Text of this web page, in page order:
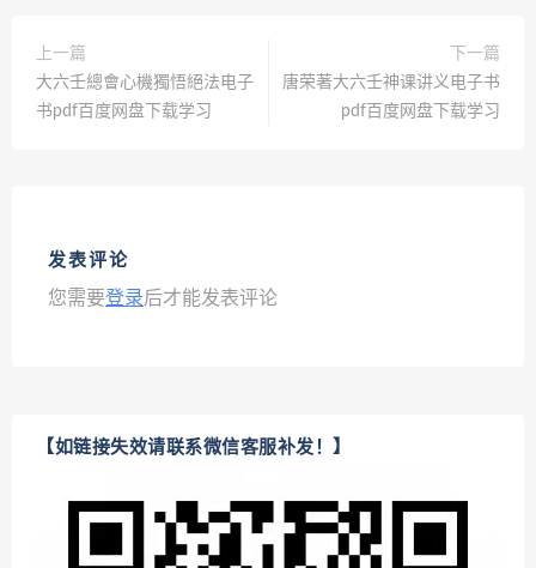
上一篇
大六壬總會心機獨悟絕法电子
书pdf百度网盘下载学习
下一篇
唐荣著大六壬神课讲义电子书
pdf百度网盘下载学习
发表评论
您需要登录后才能发表评论
【如链接失效请联系微信客服补发！】